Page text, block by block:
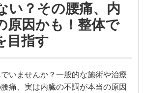
い？その腰痛、内
原因かも！整体で
目指す
いませんか？一般的な施術や治療
痛、実は内臓の不調が本当の原因